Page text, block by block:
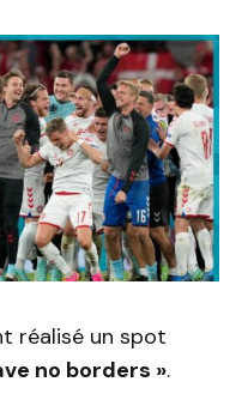
réalisé un spot
no borders ».